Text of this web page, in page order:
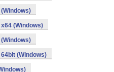
(Windows)
(Windows)